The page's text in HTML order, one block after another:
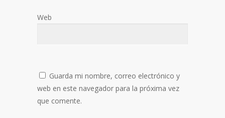
Web
Guarda mi nombre, correo electrónico y
web en este navegador para la próxima vez
que comente.